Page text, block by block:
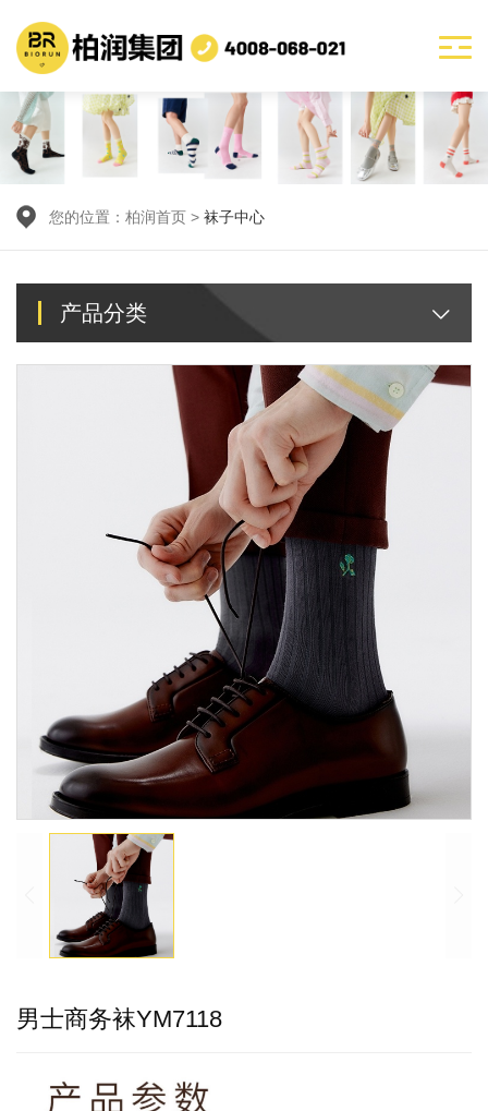
您的位置： 柏润首页 > 袜子中心
产品分类
男士商务袜YM7118